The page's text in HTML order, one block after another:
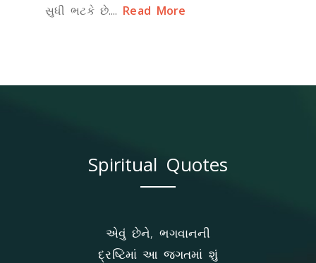
સુધી ભટકે છે.... Read More
Spiritual Quotes
એવું છેને, ભગવાનની
દ્રષ્ટિમાં આ જગતમાં શું